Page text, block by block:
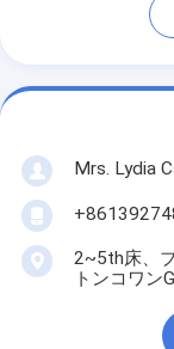
Mrs. Lydia
2~5th床、
トンコワン